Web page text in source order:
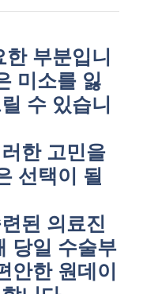
부분입니
미소를 잃
수 있습니
한 고민을
선택이 될
된 의료진
당일 수술부
안한 원데이